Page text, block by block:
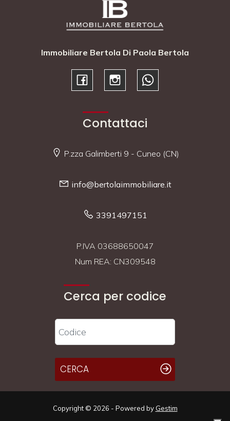
Immobiliare Bertola Di Paola Bertola
Contattaci
P.zza Galimberti 9 - Cuneo (CN)
info@bertolaimmobiliare.it
3391497151
P.IVA 03688650047
Num REA: CN309548
Cerca per codice
CERCA
Copyright © 2026 - Powered by Gestim